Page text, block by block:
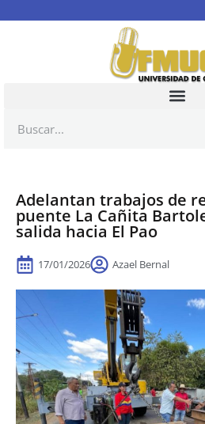
Adelantan trabajos de
puente La Cañita
salida hacia El Pao
17/01/2026 Azael Bernal